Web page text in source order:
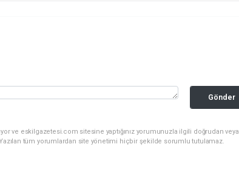
Gönder
ve eskilgazetesi.com sitesine yaptığınız yorumunuzla ilgili doğrudan veya
tüm yorumlardan site yönetimi hiçbir şekilde sorumlu tutulamaz.